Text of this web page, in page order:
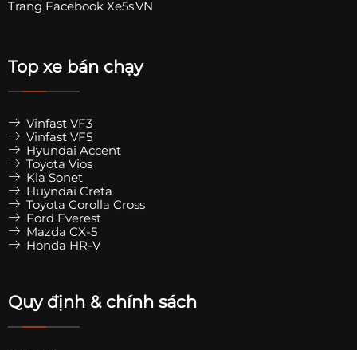
Trang Facebook Xe5s.VN
Top xe bán chạy
Vinfast VF3
Vinfast VF5
Hyundai Accent
Toyota Vios
Kia Sonet
Huyndai Creta
Toyota Corolla Cross
Ford Everest
Mazda CX-5
Honda HR-V
Quy định & chính sách